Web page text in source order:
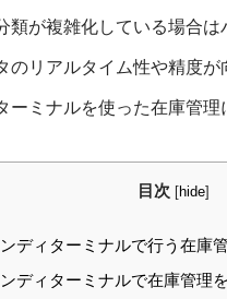
類が複雑化している場合
のリアルタイム性や精度
ーミナルを使った在庫管理
目次 [hide]
ディターミナルで行う在庫
ディターミナルで在庫管理